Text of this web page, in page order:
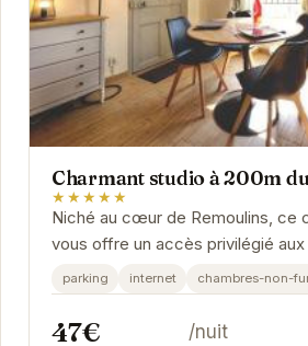
Charmant studio à 200m
★★★★★
Niché au cœur de Remoulins, ce
vous offre un accès privilégié aux
Son emplacement idéal vous
parking internet chambres-non-
47€ /nuit